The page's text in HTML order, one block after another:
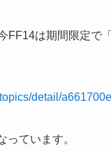
FF14は期間限定で
detail/
っています。